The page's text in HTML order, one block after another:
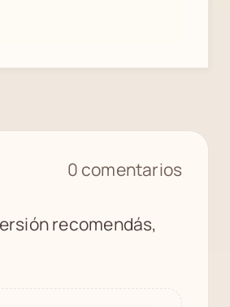
0 comentarios
recomendás,